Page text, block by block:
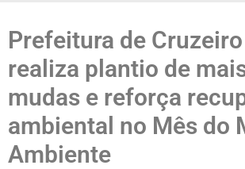
Prefeitura de Cruzeiro
realiza plantio de
mudas e reforça
ambiental no Mês do
Ambiente